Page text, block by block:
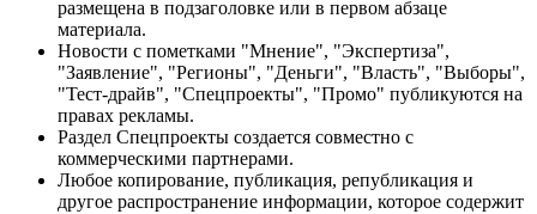
размещена в подзаголовке или в первом абзаце
материала.
Новости с пометками "Мнение", "Экспертиза",
"Заявление", "Регионы", "Деньги", "Власть", "Выборы",
"Тест-драйв", "Спецпроекты", "Промо" публикуются на
правах рекламы.
Раздел Спецпроекты создается совместно с
коммерческими партнерами.
Любое копирование, публикация, републикация и
другое распространение информации, которое содержит